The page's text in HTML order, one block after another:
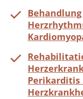
Perikarditis